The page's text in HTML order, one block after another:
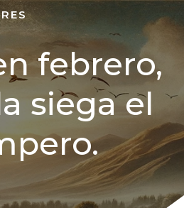
febrero,
siega el